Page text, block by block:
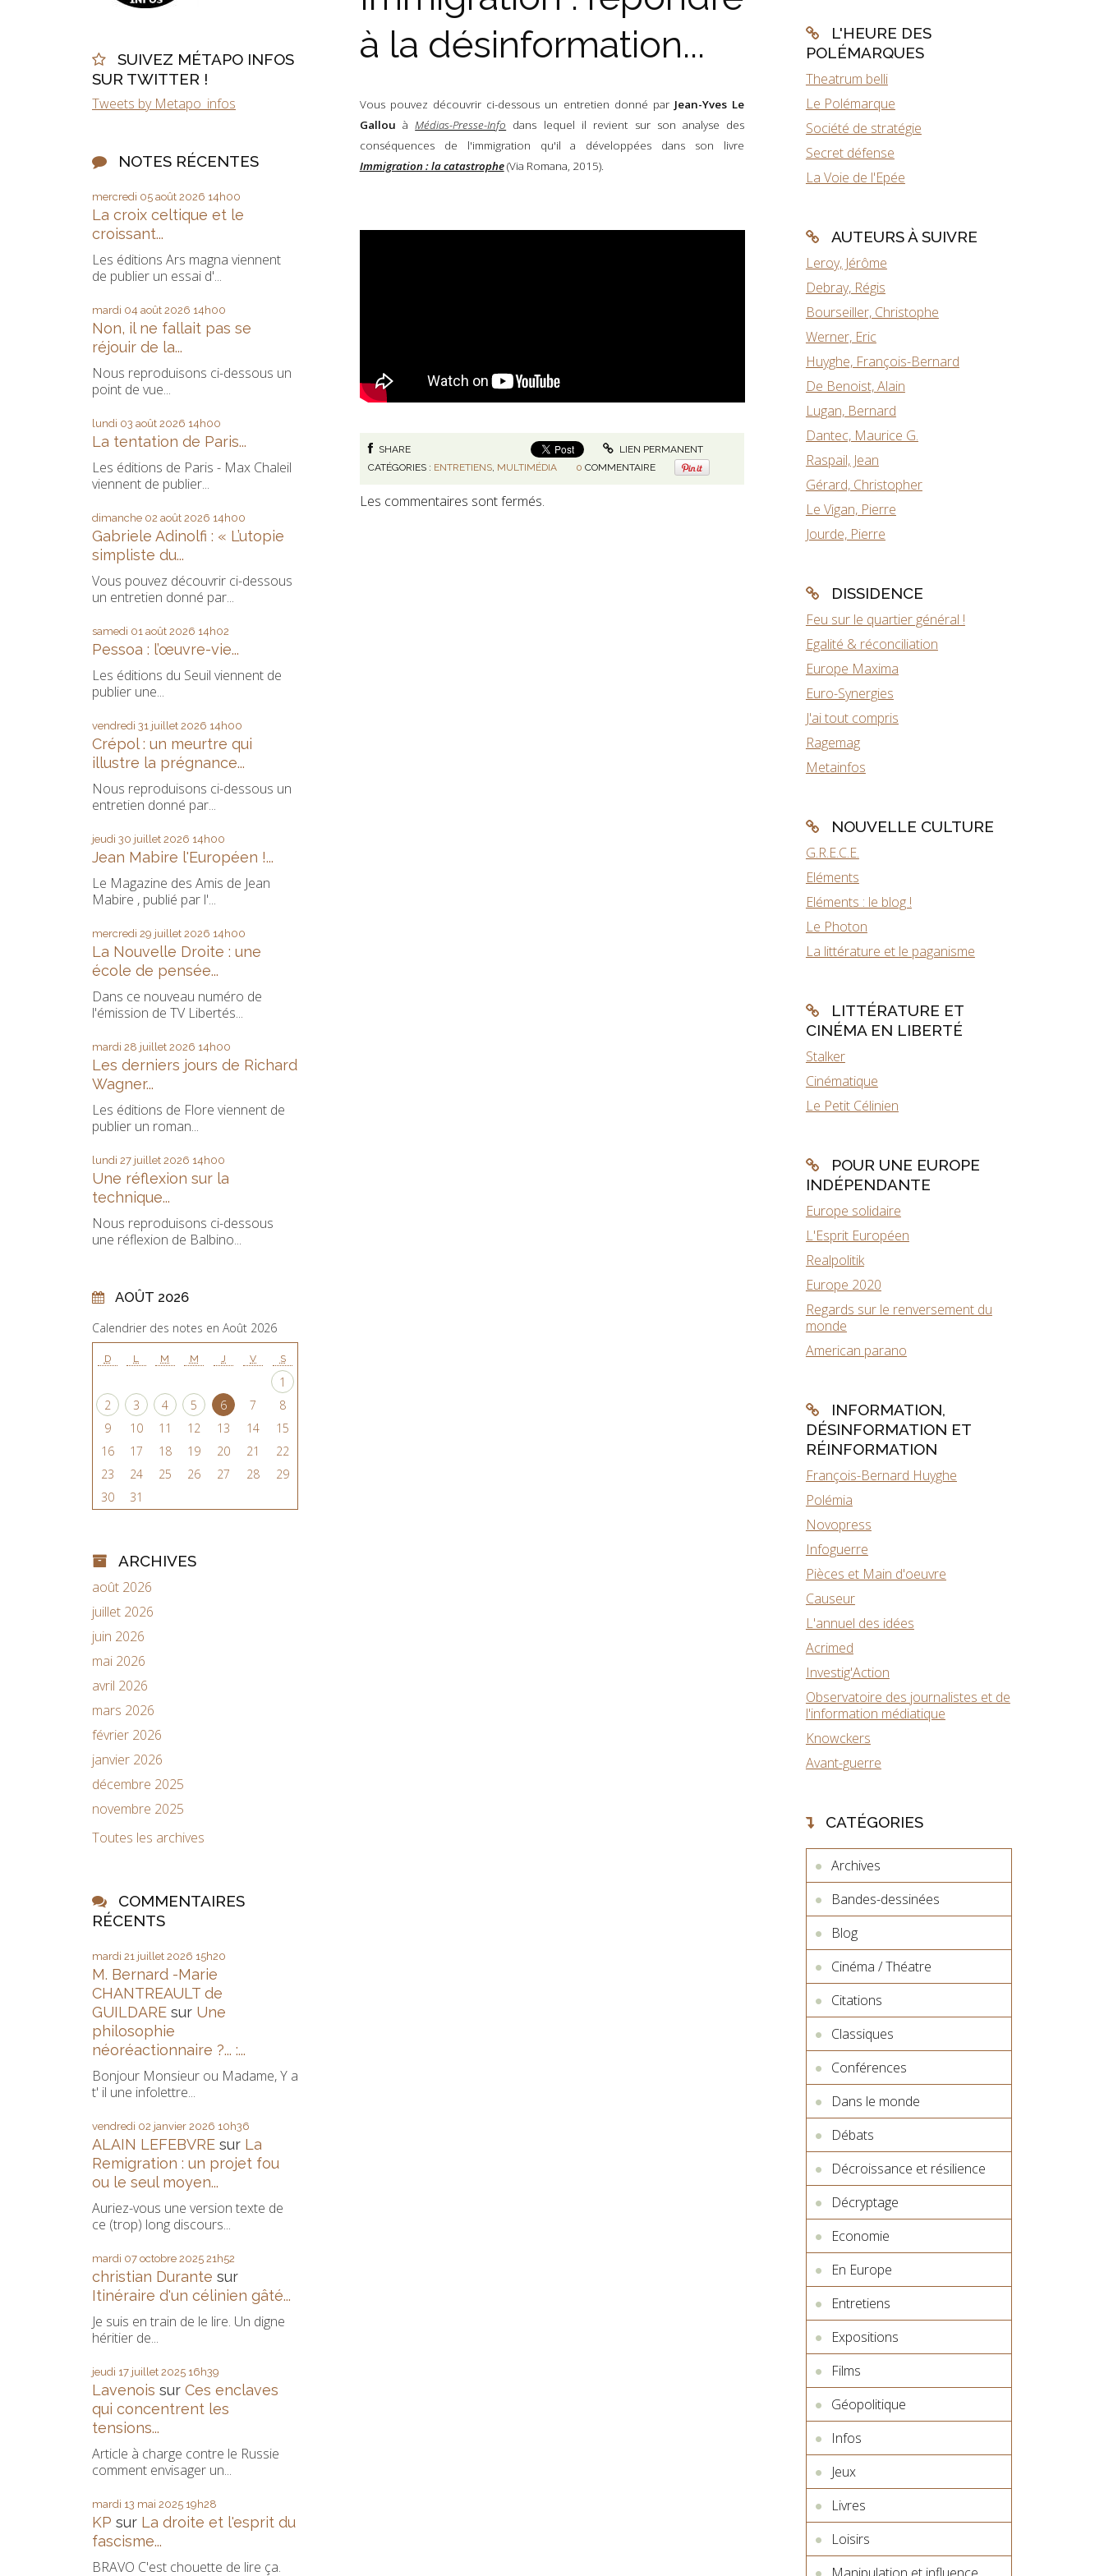
SUIVEZ MÉTAPO INFOS
SUR TWITTER !
Tweets by Metapo_infos
NOTES RÉCENTES
mercredi 05 août 2026 14h00
La croix celtique et le
croissant...
Les éditions Ars magna viennent
de publier un essai d'...
mardi 04 août 2026 14h00
Non, il ne fallait pas se
réjouir de la...
Nous reproduisons ci-dessous un
point de vue...
lundi 03 août 2026 14h00
La tentation de Paris...
Les éditions de Paris - Max Chaleil
viennent de publier...
dimanche 02 août 2026 14h00
Gabriele Adinolfi : « L’utopie
simpliste du...
Vous pouvez découvrir ci-dessous
un entretien donné par...
samedi 01 août 2026 14h02
Pessoa : l’œuvre-vie...
Les éditions du Seuil viennent de
publier une...
vendredi 31 juillet 2026 14h00
Crépol : un meurtre qui
illustre la prégnance...
Nous reproduisons ci-dessous un
entretien donné par...
jeudi 30 juillet 2026 14h00
Jean Mabire l'Européen !...
Le Magazine des Amis de Jean
Mabire , publié par l'...
mercredi 29 juillet 2026 14h00
La Nouvelle Droite : une
école de pensée...
Dans ce nouveau numéro de
l'émission de TV Libertés...
mardi 28 juillet 2026 14h00
Les derniers jours de Richard
Wagner...
Les éditions de Flore viennent de
publier un roman...
lundi 27 juillet 2026 14h00
Une réflexion sur la
technique...
Nous reproduisons ci-dessous
une réflexion de Balbino...
AOÛT 2026
Calendrier des notes en Août 2026
D L M M J V S
1
2
3 4 5 6 7
8
9
10 11 12 13 14
15
16
17 18 19 20 21
22
23
24 25 26 27 28
29
30
31
ARCHIVES
août 2026
juillet 2026
juin 2026
mai 2026
avril 2026
mars 2026
février 2026
janvier 2026
décembre 2025
novembre 2025
Toutes les archives
COMMENTAIRES
RÉCENTS
mardi 21 juillet 2026 15h20
M. Bernard -Marie
CHANTREAULT de
GUILDARE sur Une
philosophie
néoréactionnaire ?... :...
Bonjour Monsieur ou Madame, Y a
t' il une infolettre...
vendredi 02 janvier 2026 10h36
ALAIN LEFEBVRE sur La
Remigration : un projet fou
ou le seul moyen...
Auriez-vous une version texte de
ce (trop) long discours...
mardi 07 octobre 2025 21h52
christian Durante sur
Itinéraire d'un célinien gâté...
Je suis en train de le lire. Un digne
héritier de...
jeudi 17 juillet 2025 16h39
Lavenois sur Ces enclaves
qui concentrent les
tensions...
Article à charge contre le Russie
comment envisager un...
mardi 13 mai 2025 19h28
KP sur La droite et l'esprit du
fascisme...
BRAVO C'est chouette de lire ça.
à la désinformation...
Vous pouvez découvrir ci-dessous un entretien donné par Jean-Yves Le
Gallou à Médias-Presse-Info dans lequel il revient sur son analyse des
conséquences de l'immigration qu'il a développées dans son livre
Immigration : la catastrophe(Via Romana, 2015).
SHARE
LIEN PERMANENT
CATÉGORIES : ENTRETIENS, MULTIMÉDIA 0 COMMENTAIRE
Les commentaires sont fermés.
L'HEURE DES
POLÉMARQUES
Theatrum belli
Le Polémarque
Société de stratégie
Secret défense
La Voie de l'Epée
AUTEURS À SUIVRE
Leroy, Jérôme
Debray, Régis
Bourseiller, Christophe
Werner, Eric
Huyghe, François-Bernard
De Benoist, Alain
Lugan, Bernard
Dantec, Maurice G.
Raspail, Jean
Gérard, Christopher
Le Vigan, Pierre
Jourde, Pierre
DISSIDENCE
Feu sur le quartier général !
Egalité & réconciliation
Europe Maxima
Euro-Synergies
J'ai tout compris
Ragemag
Metainfos
NOUVELLE CULTURE
G.R.E.C.E.
Eléments
Eléments : le blog !
Le Photon
La littérature et le paganisme
LITTÉRATURE ET
CINÉMA EN LIBERTÉ
Stalker
Cinématique
Le Petit Célinien
POUR UNE EUROPE
INDÉPENDANTE
Europe solidaire
L'Esprit Européen
Realpolitik
Europe 2020
Regards sur le renversement du
monde
American parano
INFORMATION,
DÉSINFORMATION ET
RÉINFORMATION
François-Bernard Huyghe
Polémia
Novopress
Infoguerre
Pièces et Main d'oeuvre
Causeur
L'annuel des idées
Acrimed
Investig'Action
Observatoire des journalistes et de
l'information médiatique
Knowckers
Avant-guerre
CATÉGORIES
Archives
Bandes-dessinées
Blog
Cinéma / Théatre
Citations
Classiques
Conférences
Dans le monde
Débats
Décroissance et résilience
Décryptage
Economie
En Europe
Entretiens
Expositions
Films
Géopolitique
Infos
Jeux
Livres
Loisirs